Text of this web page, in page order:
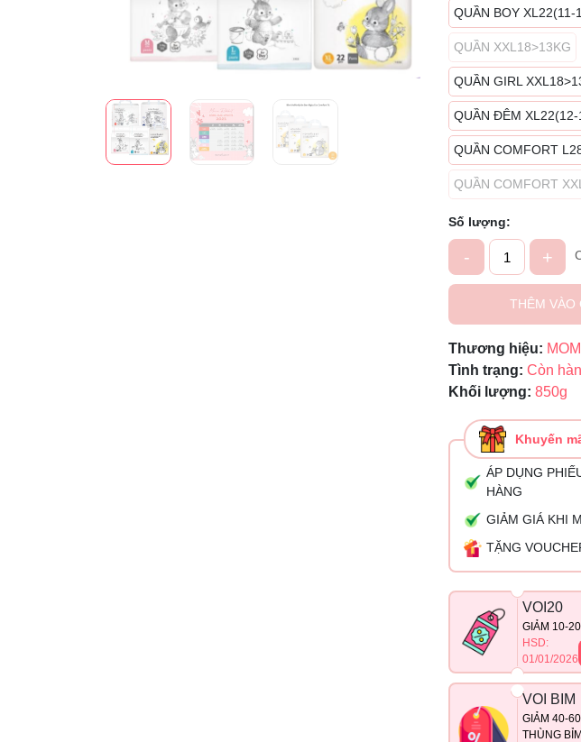
QUẦN BOY XL22(11-
QUẦN XXL18>13KG
QUẦN GIRL
QUẦN ĐÊM XL22(12-
QUẦN COMFORT
QUẦN COMFORT
Số lượng:
- +
THÊM VÀO
Thương hiệu:
Tình trạng: Còn
Khối lượng: 850g
Khuyến
ÁP DỤNG
HÀNG
GIẢM GIÁ KHI
TẶNG
VOI20
GIẢM 10-
HSD:
01/01/2026
VOI BIM
GIẢM 40-
THÙNG BỈM